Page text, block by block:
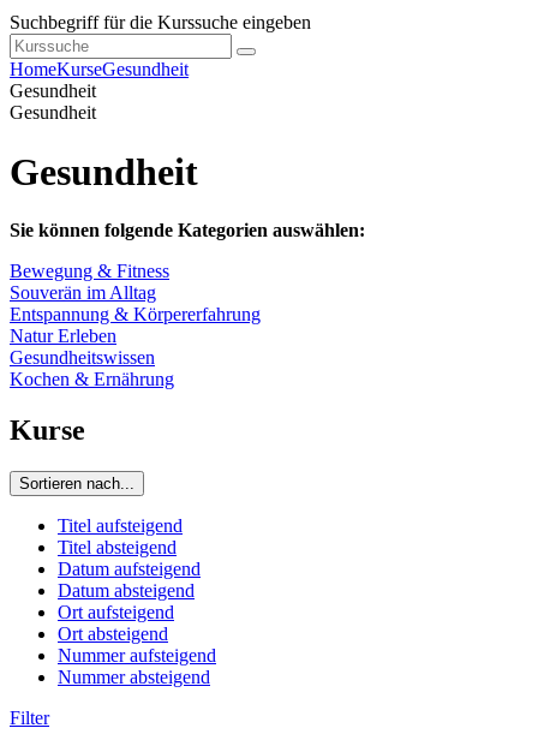
Suchbegriff für die Kurssuche eingeben
HomeKurseGesundheit
Gesundheit
Gesundheit
Gesundheit
Sie können folgende Kategorien auswählen:
Bewegung & Fitness
Souverän im Alltag
Entspannung & Körpererfahrung
Natur Erleben
Gesundheitswissen
Kochen & Ernährung
Kurse
Sortieren nach...
Titel aufsteigend
Titel absteigend
Datum aufsteigend
Datum absteigend
Ort aufsteigend
Ort absteigend
Nummer aufsteigend
Nummer absteigend
Filter